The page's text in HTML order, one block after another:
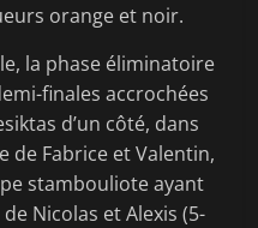
orange et noir.
la phase éliminatoire
finales accrochées
d’un côté, dans
de Fabrice et Valentin,
stambouliote ayant
Nicolas et Alexis (5-